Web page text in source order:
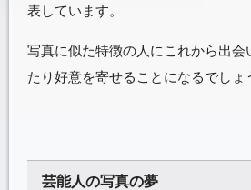
表しています。
写真に似た特徴の人にこれから出会
たり好意を寄せることになるでしょ
芸能人の写真の夢